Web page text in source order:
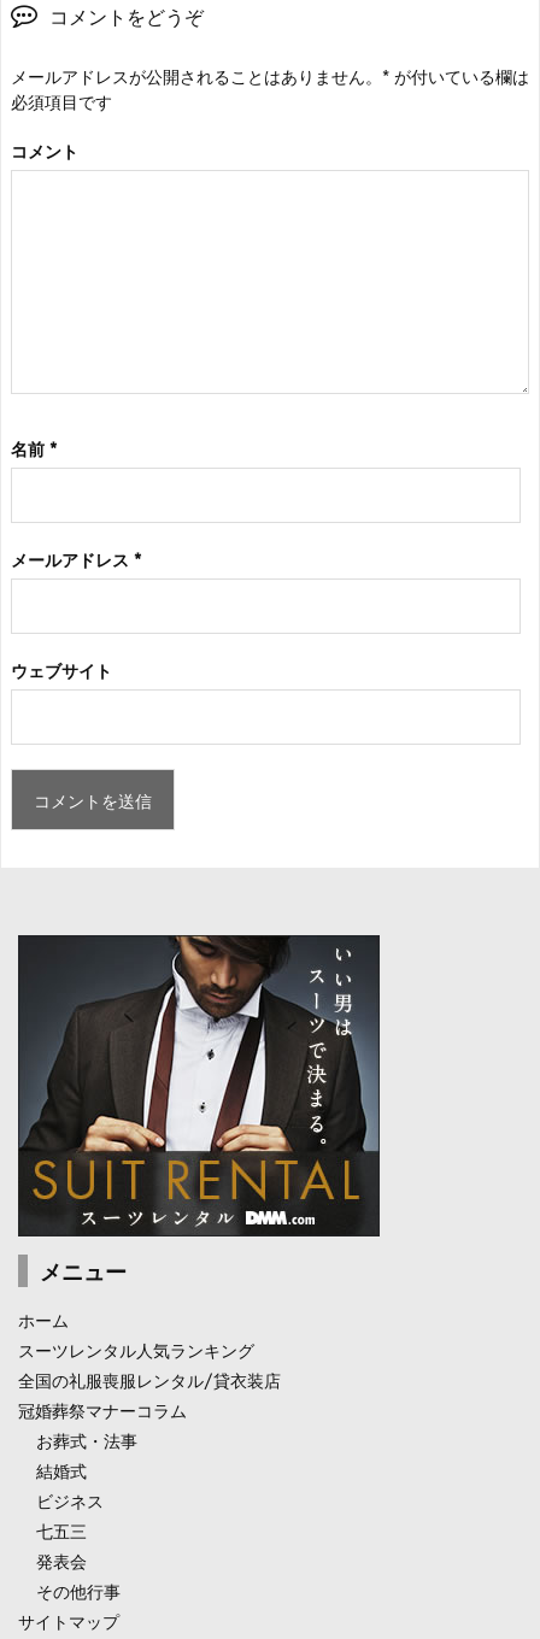
コメントをどうぞ
メールアドレスが公開されることはありません。 * が付いている欄は
必須項目です
コメント
名前 *
メールアドレス *
ウェブサイト
メニュー
ホーム
スーツレンタル人気ランキング
全国の礼服喪服レンタル/貸衣装店
冠婚葬祭マナーコラム
お葬式・法事
結婚式
ビジネス
七五三
発表会
その他行事
サイトマップ